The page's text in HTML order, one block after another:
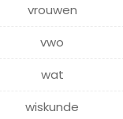
vrouwen
vwo
wat
wiskunde